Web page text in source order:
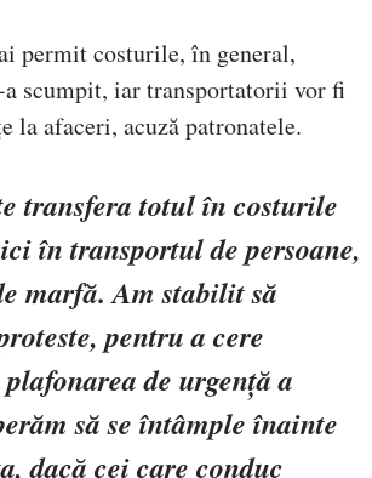
permit costurile, în general,
scumpit, iar transportatorii vor fi
la afaceri, acuză patronatele.
transfera totul în costurile
în transportul de persoane,
marfă. Am stabilit să
pentru a cere
de urgență a
să se întâmple înainte
dacă cei care conduc